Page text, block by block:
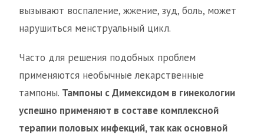
вызывают воспаление, жжение, зуд, боль, может
нарушиться менструальный цикл.
Часто для решения подобных проблем
применяются необычные лекарственные
тампоны. Тампоны с Димексидом в гинекологии
успешно применяют в составе комплексной
терапии половых инфекций, так как основной